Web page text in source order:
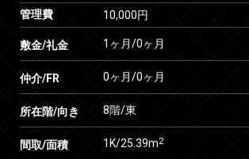
管理費 10,000円
敷金/礼金 1ヶ月/0ヶ月
仲介/FR 0ヶ月/0ヶ月
所在階/向き 8階/東
間取/面積 1K/25.39m2